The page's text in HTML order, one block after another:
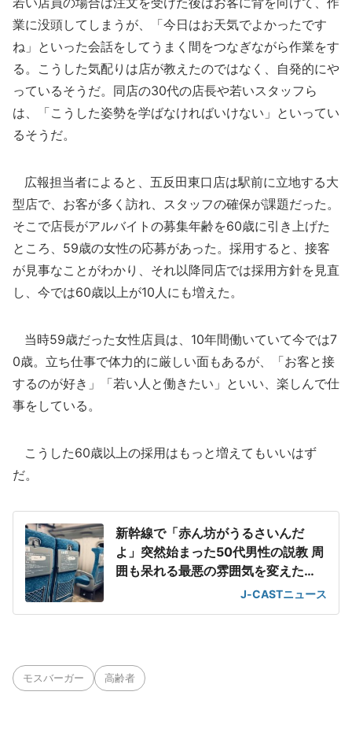
業に没頭してしまうが、「今日はお天気でよかったです
ね」といった会話をしてうまく間をつなぎながら作業をす
る。こうした気配りは店が教えたのではなく、自発的にや
っているそうだ。同店の30代の店長や若いスタッフら
は、「こうした姿勢を学ばなければいけない」といってい
るそうだ。
広報担当者によると、五反田東口店は駅前に立地する大
型店で、お客が多く訪れ、スタッフの確保が課題だった。
そこで店長がアルバイトの募集年齢を60歳に引き上げた
ところ、59歳の女性の応募があった。採用すると、接客
が見事なことがわかり、それ以降同店では採用方針を見直
し、今では60歳以上が10人にも増えた。
当時59歳だった女性店員は、10年間働いていて今では7
0歳。立ち仕事で体力的に厳しい面もあるが、「お客と接
するのが好き」「若い人と働きたい」といい、楽しんで仕
事をしている。
こうした60歳以上の採用はもっと増えてもいいはず
だ。
新幹線で「赤ん坊がうるさいんだ
よ」突然始まった50代男性の説教 周
囲も呆れる最悪の雰囲気を変えた
J-CASTニュース
モスバーガー 高齢者